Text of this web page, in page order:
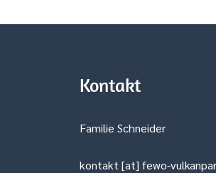
Kontakt
Familie Schneider
kontakt [at] fewo-